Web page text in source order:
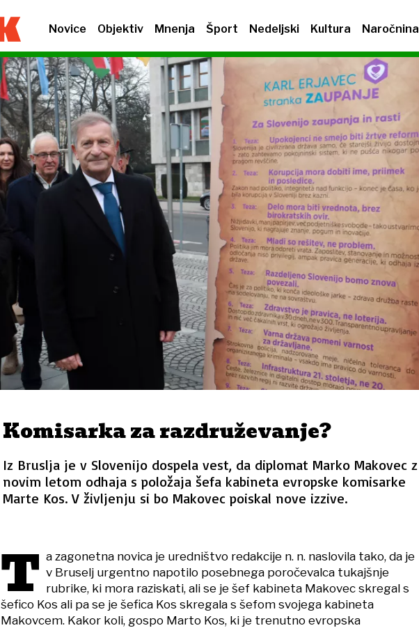
Novice Objektiv Mnenja Šport Nedeljski Kultura Naročnina
Komisarka za razdruževanje?
Iz Bruslja je v Slovenijo dospela vest, da diplomat Marko Makovec z
novim letom odhaja s položaja šefa kabineta evropske komisarke
Marte Kos. V življenju si bo Makovec poiskal nove izzive.
T a zagonetna novica je uredništvo redakcije n. n. naslovila tako, da je
v Bruselj urgentno napotilo posebnega poročevalca tukajšnje
rubrike, ki mora raziskati, ali se je šef kabineta Makovec skregal s
šefico Kos ali pa se je šefica Kos skregala s šefom svojega kabineta
Makovcem. Kakor koli, gospo Marto Kos, ki je trenutno evropska